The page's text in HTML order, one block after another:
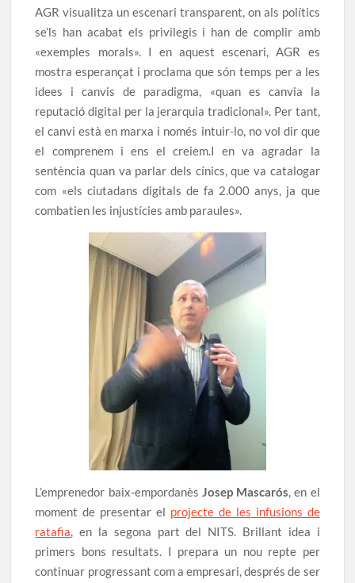
AGR visualitza un escenari transparent, on als polítics
se’ls han acabat els privilegis i han de complir amb
«exemples morals». I en aquest escenari, AGR es
mostra esperançat i proclama que són temps per a les
idees i canvis de paradigma, «quan es canvia la
reputació digital per la jerarquia tradicional». Per tant,
el canvi està en marxa i només intuir-lo, no vol dir que
el comprenem i ens el creiem.I en va agradar la
sentència quan va parlar dels cínics, que va catalogar
com «els ciutadans digitals de fa 2.000 anys, ja que
combatien les injustícies amb paraules».
L’emprenedor baix-empordanès Josep Mascarós, en el
moment de presentar el projecte de les infusions de
ratafia, en la segona part del NITS. Brillant idea i
primers bons resultats. I prepara un nou repte per
continuar progressant com a empresari, després de ser